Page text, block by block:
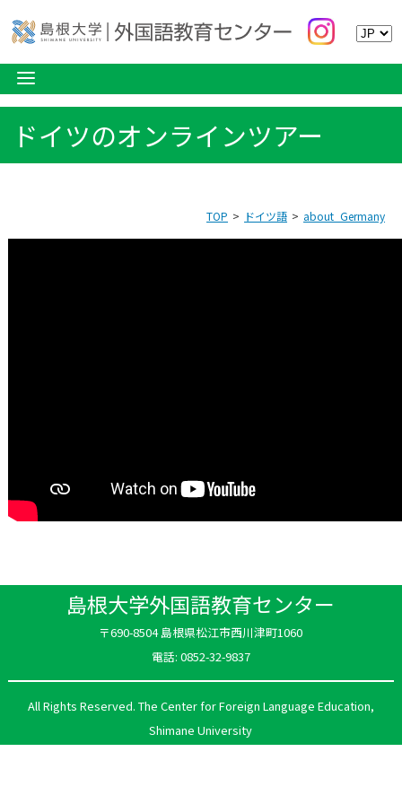
ドイツのオンラインツアー
TOP ドイツ語 about_Germany
島根大学外国語教育センター
〒690-8504 島根県松江市西川津町1060
電話: 0852-32-9837
All Rights Reserved. The Center for Foreign Language Education,
Shimane University